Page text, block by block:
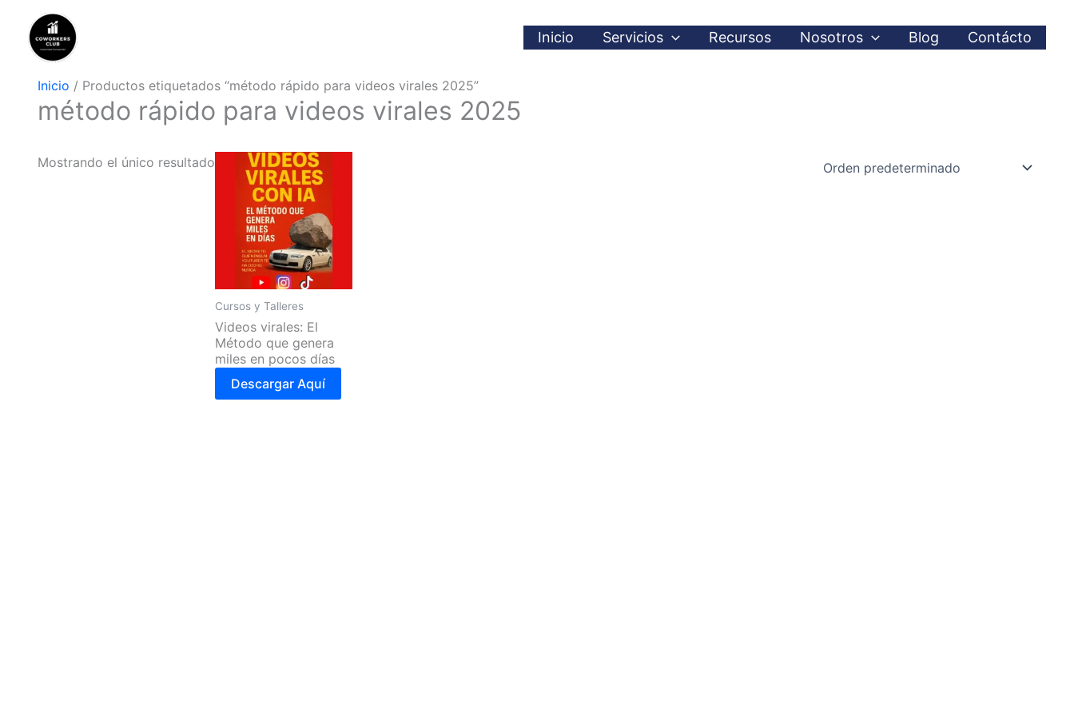
contenido
Inicio Servicios Recursos Nosotros Blog Contácto
Inicio / Productos etiquetados “método rápido para videos virales 2025”
método rápido para videos virales 2025
Mostrando el único resultado
Cursos y Talleres
Videos virales: El
Método que genera
miles en pocos días
Descargar Aquí